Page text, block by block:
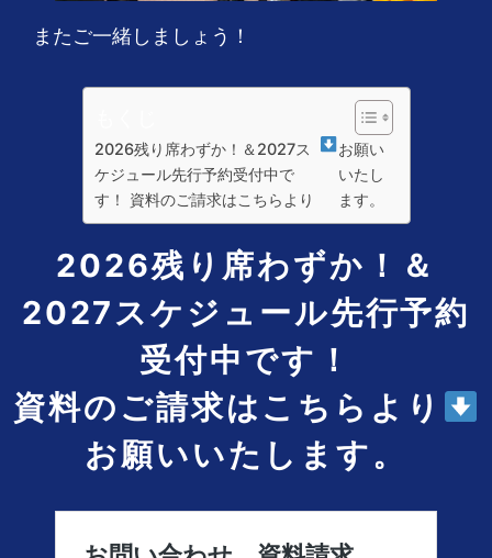
またご一緒しましょう！
2026残り席わずか！＆2027ス
ケジュール先行予約受付中で
す！ 資料のご請求はこちらより
お願い
いたし
ます。
2026残り席わずか！＆
2027スケジュール先行予約
受付中です！
資料のご請求はこちらより
お願いいたします。